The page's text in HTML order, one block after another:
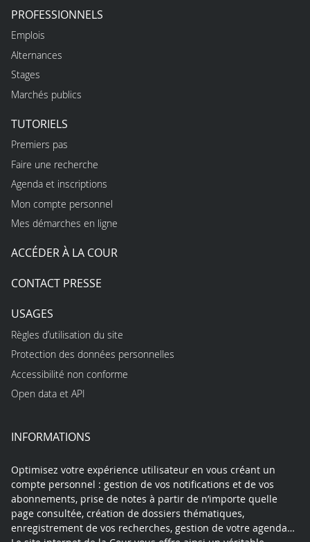
PROFESSIONNELS
Emplois
Alternances
Stages
Marchés publics
TUTORIELS
Premiers pas
Faire une recherche
Agenda et inscriptions
Mon compte personnel
Mes démarches en ligne
ACCÉDER À LA COUR
CONTACT PRESSE
USAGES
Règles d’utilisation du site
Protection des données personnelles
Accessibilité non conforme
Open data et API
INFORMATIONS
Optimisez votre expérience utilisateur en vous créant un
compte personnel : gestion de vos notifications et de vos
abonnements, prise de notes à partir de n’importe quelle
page consultée, création de dossiers thématiques,
enregistrement de vos recherches, gestion de votre agenda…